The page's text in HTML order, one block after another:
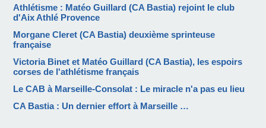
Athlétisme : Matéo Guillard (CA Bastia) rejoint le club
d'Aix Athlé Provence
Morgane Cleret (CA Bastia) deuxième sprinteuse
française
Victoria Binet et Matéo Guillard (CA Bastia), les espoirs
corses de l'athlétisme français
Le CAB à Marseille-Consolat : Le miracle n'a pas eu lieu
CA Bastia : Un dernier effort à Marseille …